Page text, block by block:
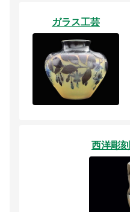
ガラス工芸
西洋彫